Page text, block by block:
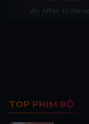
An Affair to
TOP PHIM BỘ